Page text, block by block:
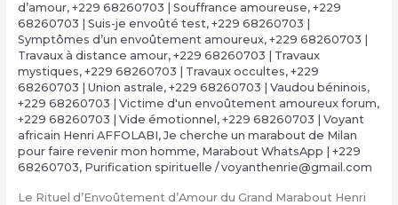
d’amour, +229 68260703 | Souffrance amoureuse, +229
68260703 | Suis-je envoûté test, +229 68260703 |
Symptômes d’un envoûtement amoureux, +229 68260703 |
Travaux à distance amour, +229 68260703 | Travaux
mystiques, +229 68260703 | Travaux occultes, +229
68260703 | Union astrale, +229 68260703 | Vaudou béninois,
+229 68260703 | Victime d'un envoûtement amoureux forum,
+229 68260703 | Vide émotionnel , +229 68260703 | Voyant
africain Henri AFFOLABI, Je cherche un marabout de Milan
pour faire revenir mon homme, Marabout WhatsApp | +229
68260703, Purification spirituelle /voyanthenrie@gmail.com
Le Rituel d’Envoûtement d’Amour du Grand Marabout Henri